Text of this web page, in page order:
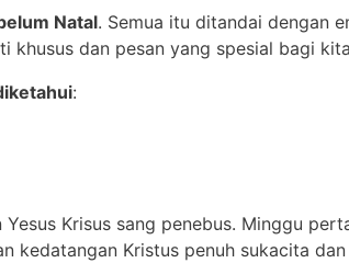
Natal. Semua itu ditandai dengan
khusus dan pesan yang spesial bagi
:
Krisus sang penebus. Minggu
kedatangan Kristus penuh sukacita